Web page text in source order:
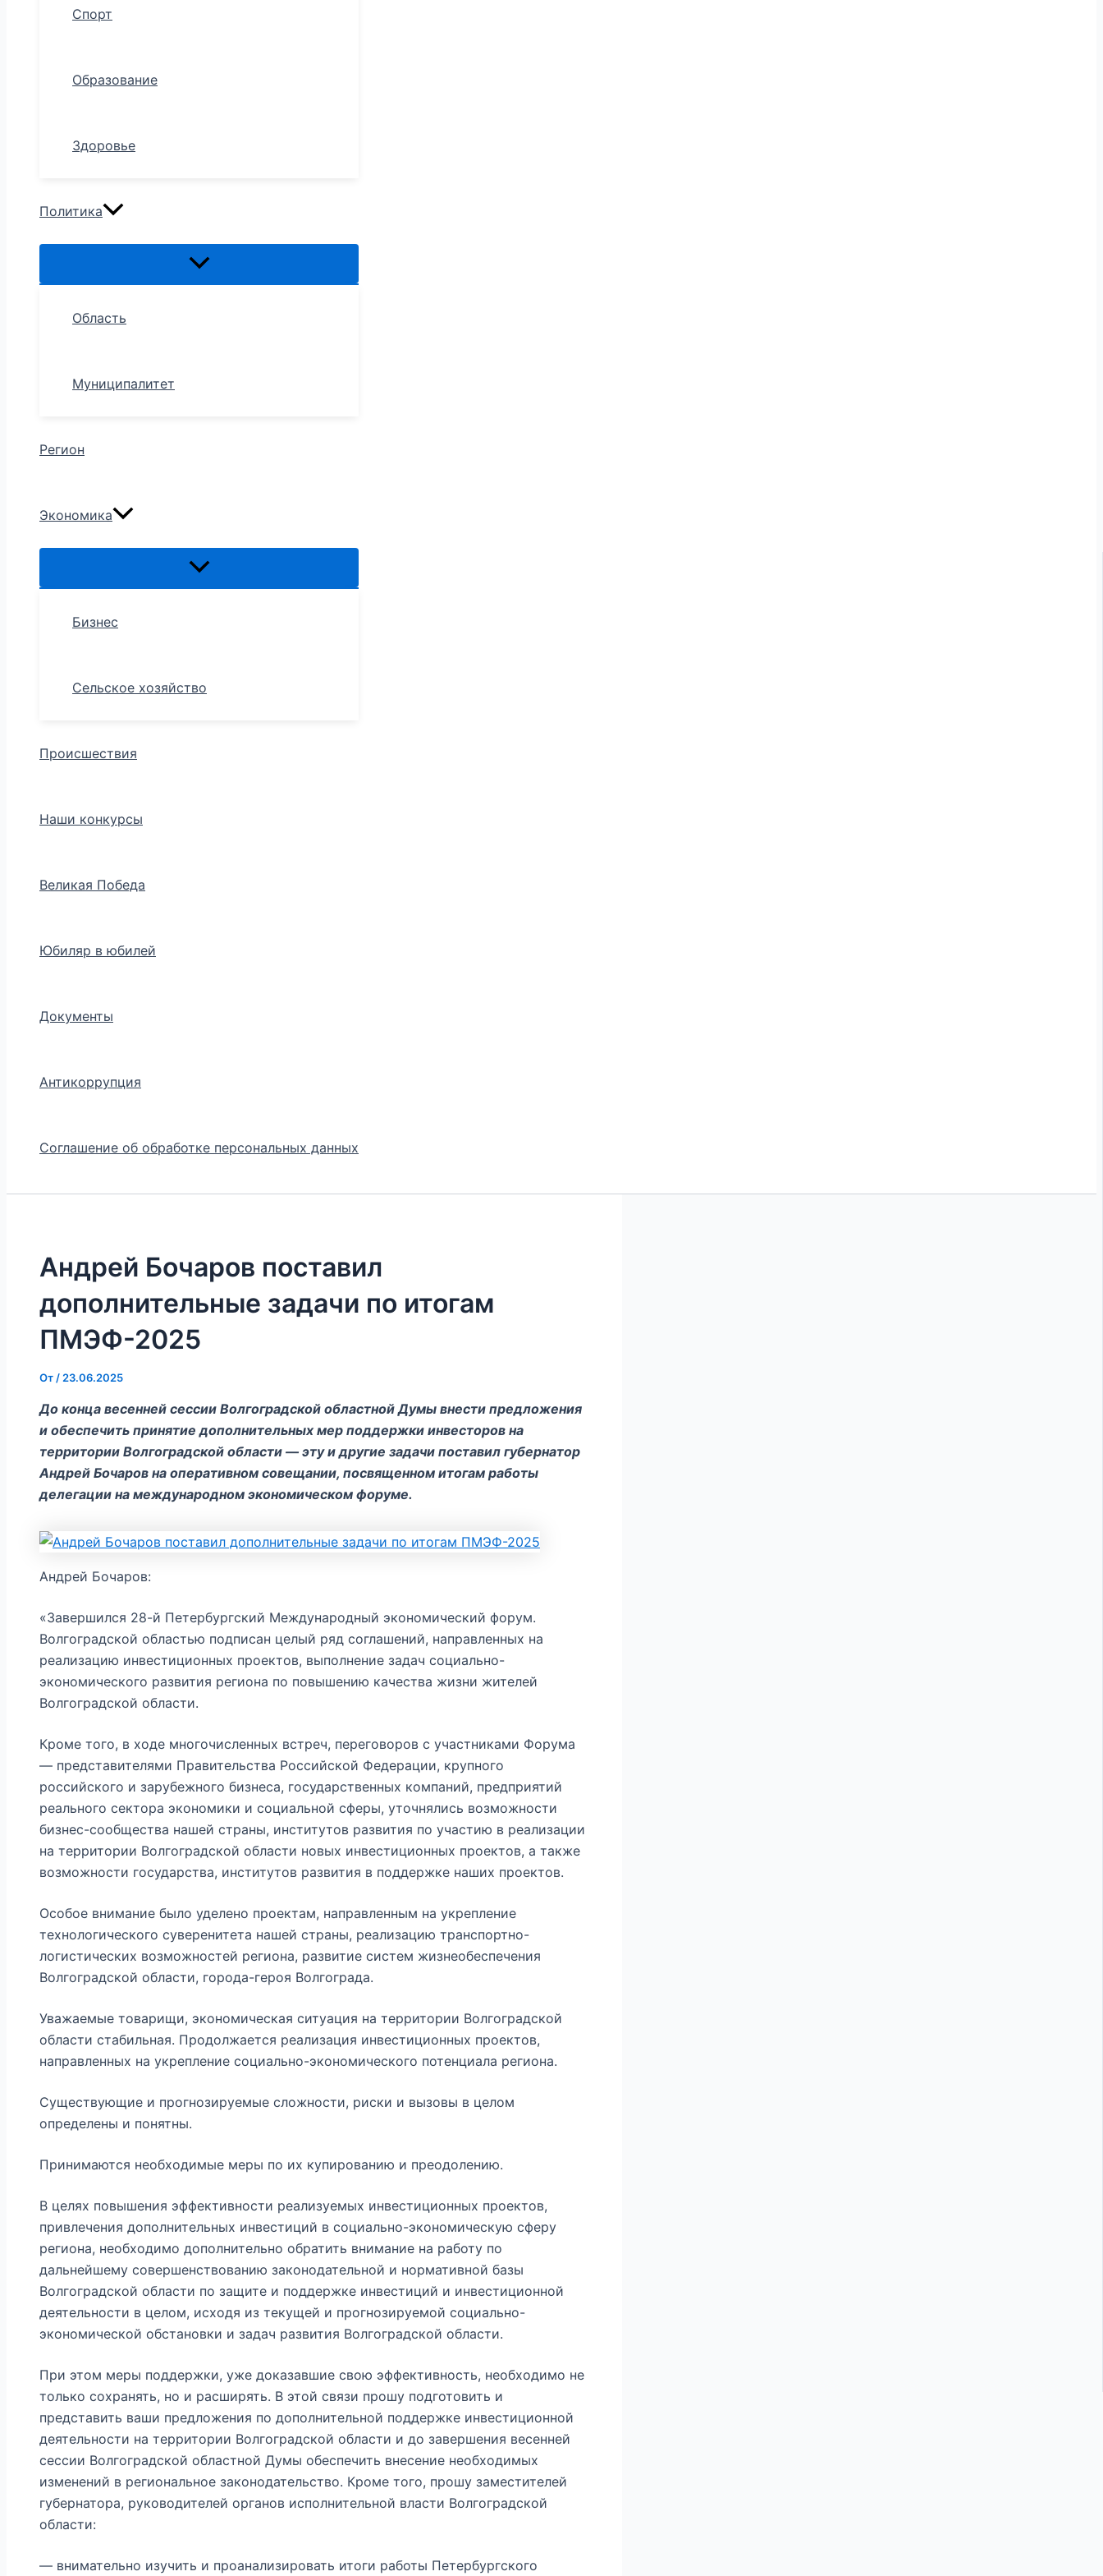
Спорт
Образование
Здоровье
Политика
Область
Муниципалитет
Регион
Экономика
Бизнес
Сельское хозяйство
Происшествия
Наши конкурсы
Великая Победа
Юбиляр в юбилей
Документы
Антикоррупция
Соглашение об обработке персональных данных
Андрей Бочаров поставил
дополнительные задачи по итогам
ПМЭФ-2025
От / 23.06.2025
До конца весенней сессии Волгоградской областной Думы внести предложения
и обеспечить принятие дополнительных мер поддержки инвесторов на
территории Волгоградской области — эту и другие задачи поставил губернатор
Андрей Бочаров на оперативном совещании, посвященном итогам работы
делегации на международном экономическом форуме.
Андрей Бочаров:
«Завершился 28-й Петербургский Международный экономический форум.
Волгоградской областью подписан целый ряд соглашений, направленных на
реализацию инвестиционных проектов, выполнение задач социально-
экономического развития региона по повышению качества жизни жителей
Волгоградской области.
Кроме того, в ходе многочисленных встреч, переговоров с участниками Форума
— представителями Правительства Российской Федерации, крупного
российского и зарубежного бизнеса, государственных компаний, предприятий
реального сектора экономики и социальной сферы, уточнялись возможности
бизнес-сообщества нашей страны, институтов развития по участию в реализации
на территории Волгоградской области новых инвестиционных проектов, а также
возможности государства, институтов развития в поддержке наших проектов.
Особое внимание было уделено проектам, направленным на укрепление
технологического суверенитета нашей страны, реализацию транспортно-
логистических возможностей региона, развитие систем жизнеобеспечения
Волгоградской области, города-героя Волгограда.
Уважаемые товарищи, экономическая ситуация на территории Волгоградской
области стабильная. Продолжается реализация инвестиционных проектов,
направленных на укрепление социально-экономического потенциала региона.
Существующие и прогнозируемые сложности, риски и вызовы в целом
определены и понятны.
Принимаются необходимые меры по их купированию и преодолению.
В целях повышения эффективности реализуемых инвестиционных проектов,
привлечения дополнительных инвестиций в социально-экономическую сферу
региона, необходимо дополнительно обратить внимание на работу по
дальнейшему совершенствованию законодательной и нормативной базы
Волгоградской области по защите и поддержке инвестиций и инвестиционной
деятельности в целом, исходя из текущей и прогнозируемой социально-
экономической обстановки и задач развития Волгоградской области.
При этом меры поддержки, уже доказавшие свою эффективность, необходимо не
только сохранять, но и расширять. В этой связи прошу подготовить и
представить ваши предложения по дополнительной поддержке инвестиционной
деятельности на территории Волгоградской области и до завершения весенней
сессии Волгоградской областной Думы обеспечить внесение необходимых
изменений в региональное законодательство. Кроме того, прошу заместителей
губернатора, руководителей органов исполнительной власти Волгоградской
области:
— внимательно изучить и проанализировать итоги работы Петербургского